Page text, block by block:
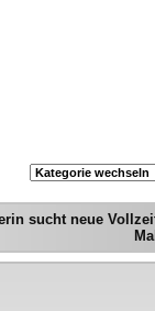
sucht neue